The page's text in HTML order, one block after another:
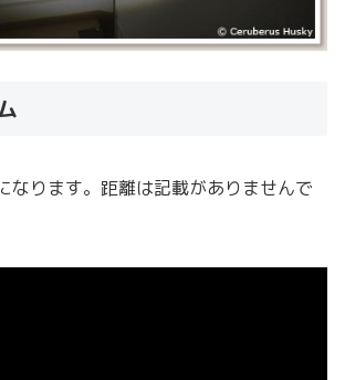
なります。距離は記載がありませんで